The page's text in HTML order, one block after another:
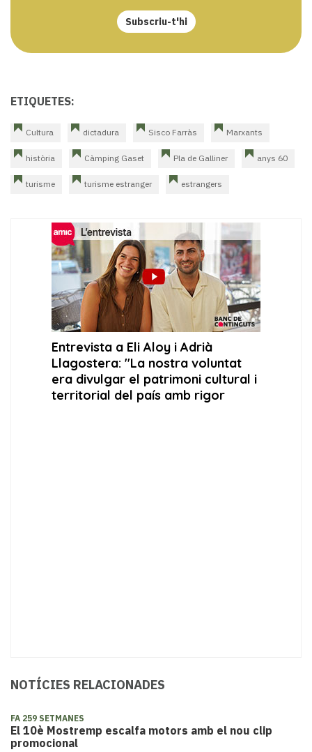
Subscriu-t'hi
ETIQUETES:
Cultura dictadura Sisco Farràs Marxants
història Càmping Gaset Pla de Galliner anys 60
turisme turisme estranger estrangers
NOTÍCIES RELACIONADES
FA 259 SETMANES
El 10è Mostremp escalfa motors amb el nou clip
promocional